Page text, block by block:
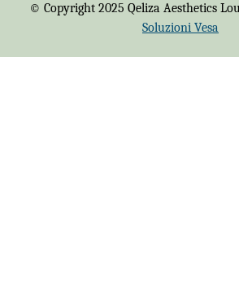
© Copyright 2025 Qeliza Aesthetics
Soluzioni Vesa